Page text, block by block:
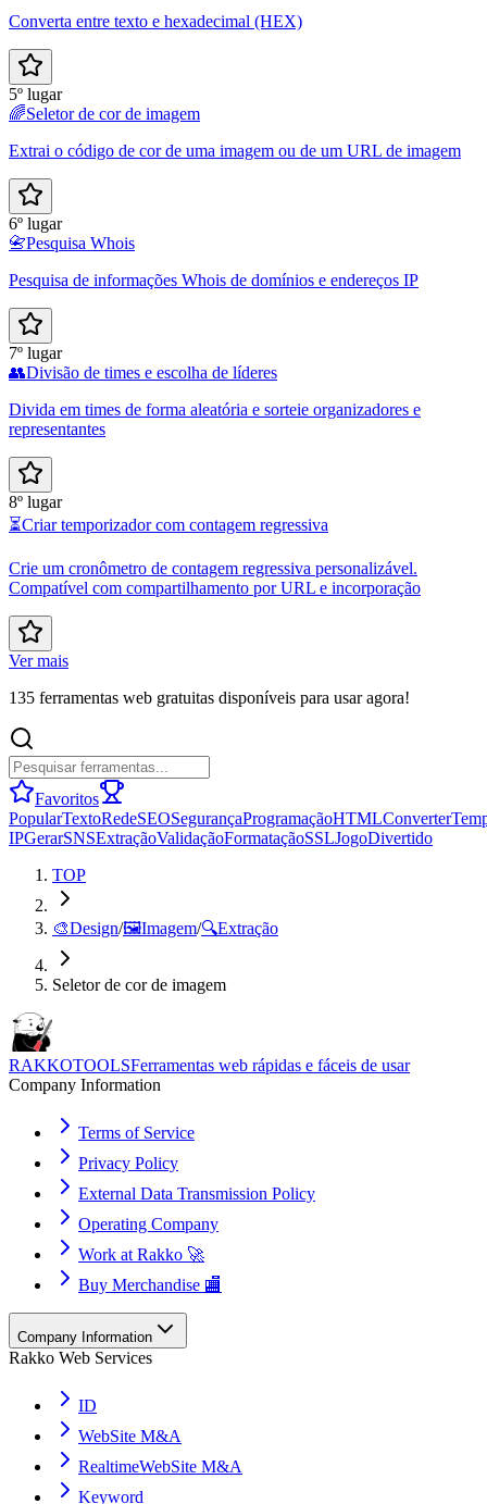
Converta entre texto e hexadecimal (HEX)
5º lugar
🌈Seletor de cor de imagem
Extrai o código de cor de uma imagem ou de um URL de imagem
6º lugar
📇Pesquisa Whois
Pesquisa de informações Whois de domínios e endereços IP
7º lugar
👥Divisão de times e escolha de líderes
Divida em times de forma aleatória e sorteie organizadores e
representantes
8º lugar
⏳Criar temporizador com contagem regressiva
Crie um cronômetro de contagem regressiva personalizável.
Compatível com compartilhamento por URL e incorporação
Ver mais
135 ferramentas web gratuitas disponíveis para usar agora!
Favoritos
PopularTextoRedeSEOSegurançaProgramaçãoHTMLConverter
IPGerarSNSExtraçãoValidaçãoFormataçãoSSLJogoDivertido
TOP
🎨Design/🖼️Imagem/🔍Extração
Seletor de cor de imagem
RAKKOTOOLSFerramentas web rápidas e fáceis de usar
Company Information
Terms of Service
Privacy Policy
External Data Transmission Policy
Operating Company
Work at Rakko 🚀
Buy Merchandise 🏬
Company Information
Rakko Web Services
ID
WebSite M&A
RealtimeWebSite M&A
Keyword